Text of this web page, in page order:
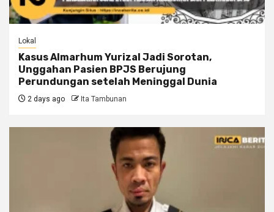
Lokal
Kasus Almarhum Yurizal Jadi Sorotan,
Unggahan Pasien BPJS Berujung
Perundungan setelah Meninggal Dunia
2 days ago Ita Tambunan